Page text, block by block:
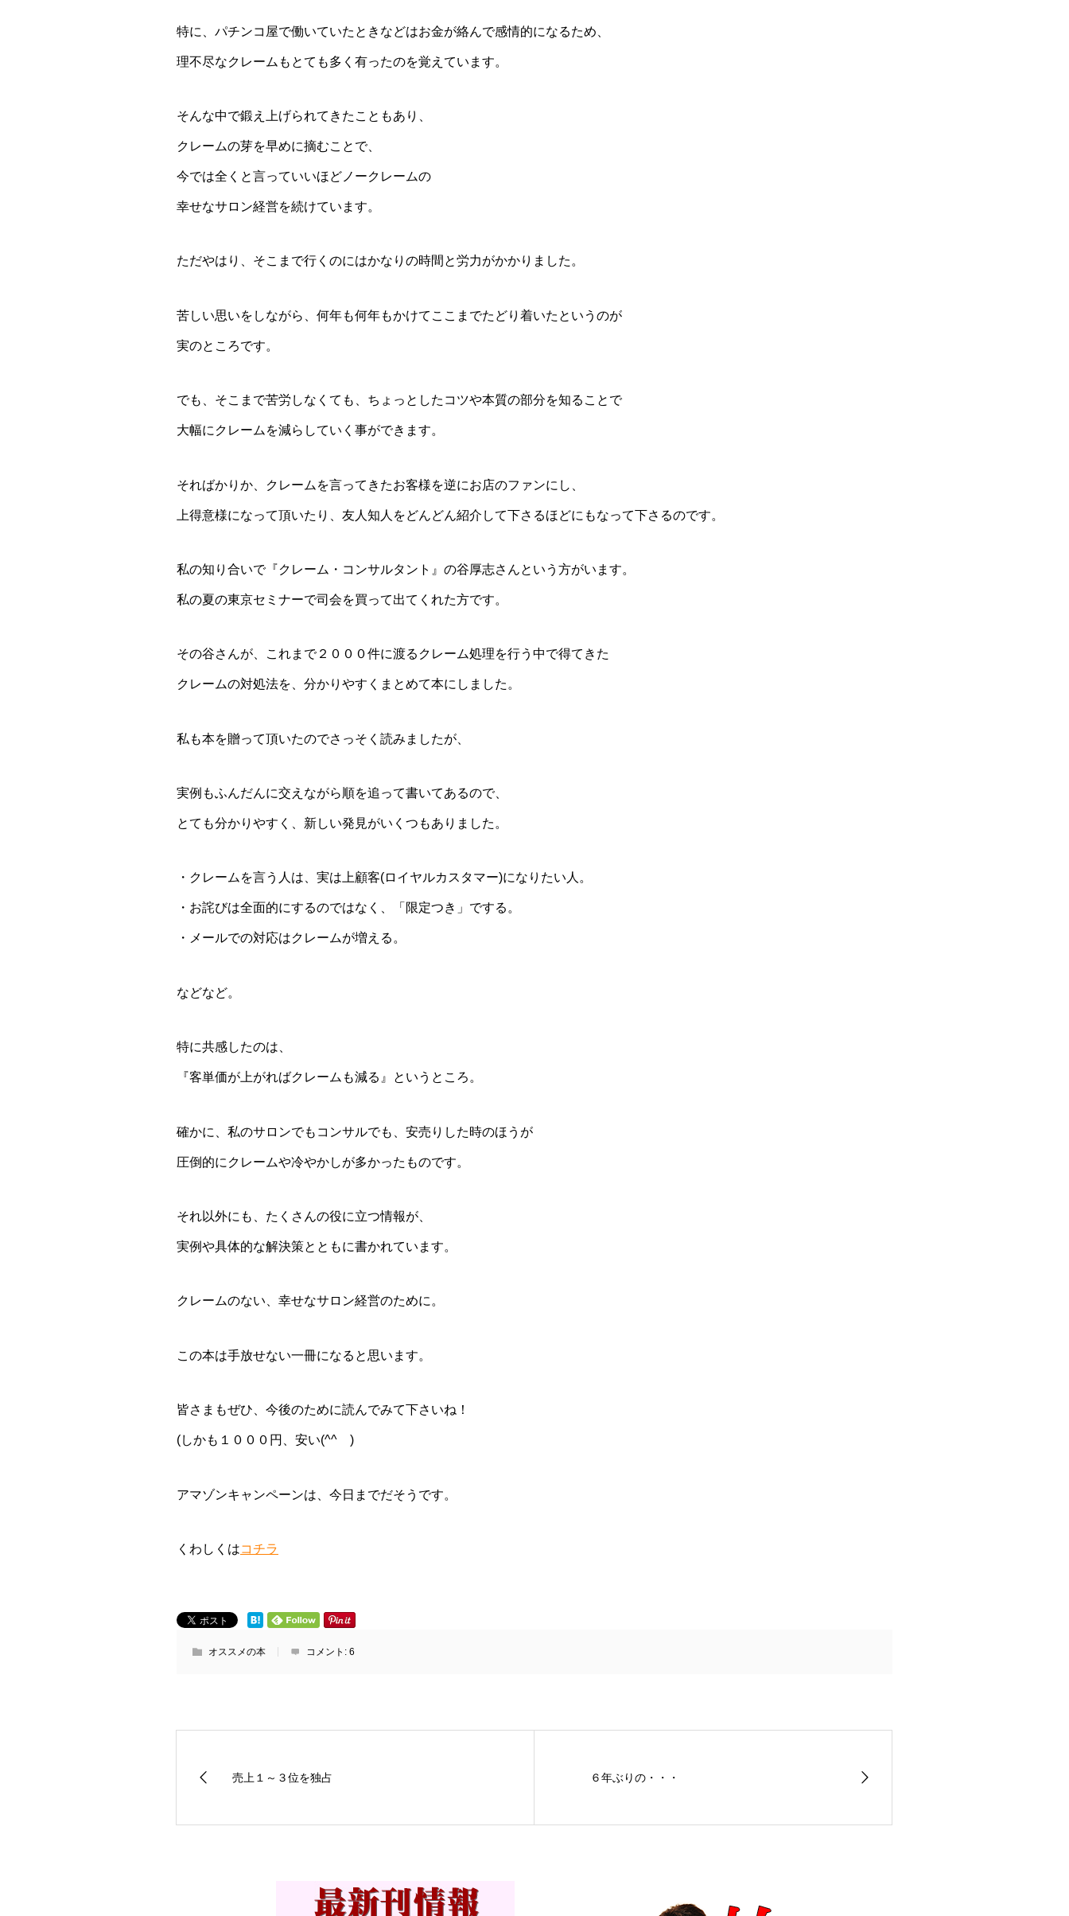
特に、パチンコ屋で働いていたときなどはお金が絡んで感情的になるため、
理不尽なクレームもとても多く有ったのを覚えています。
そんな中で鍛え上げられてきたこともあり、
クレームの芽を早めに摘むことで、
今では全くと言っていいほどノークレームの
幸せなサロン経営を続けています。
ただやはり、そこまで行くのにはかなりの時間と労力がかかりました。
苦しい思いをしながら、何年も何年もかけてここまでたどり着いたというのが
実のところです。
でも、そこまで苦労しなくても、ちょっとしたコツや本質の部分を知ることで
大幅にクレームを減らしていく事ができます。
そればかりか、クレームを言ってきたお客様を逆にお店のファンにし、
上得意様になって頂いたり、友人知人をどんどん紹介して下さるほどにもなって下さるのです。
私の知り合いで『クレーム・コンサルタント』の谷厚志さんという方がいます。
私の夏の東京セミナーで司会を買って出てくれた方です。
その谷さんが、これまで２０００件に渡るクレーム処理を行う中で得てきた
クレームの対処法を、分かりやすくまとめて本にしました。
私も本を贈って頂いたのでさっそく読みましたが、
実例もふんだんに交えながら順を追って書いてあるので、
とても分かりやすく、新しい発見がいくつもありました。
・クレームを言う人は、実は上顧客(ロイヤルカスタマー)になりたい人。
・お詫びは全面的にするのではなく、「限定つき」でする。
・メールでの対応はクレームが増える。
などなど。
特に共感したのは、
『客単価が上がればクレームも減る』というところ。
確かに、私のサロンでもコンサルでも、安売りした時のほうが
圧倒的にクレームや冷やかしが多かったものです。
それ以外にも、たくさんの役に立つ情報が、
実例や具体的な解決策とともに書かれています。
クレームのない、幸せなサロン経営のために。
この本は手放せない一冊になると思います。
皆さまもぜひ、今後のために読んでみて下さいね！
(しかも１０００円、安い(^^ゞ)
アマゾンキャンペーンは、今日までだそうです。
くわしくはコチラ
オススメの本 コメント: 6
売上１～３位を独占 ６年ぶりの・・・